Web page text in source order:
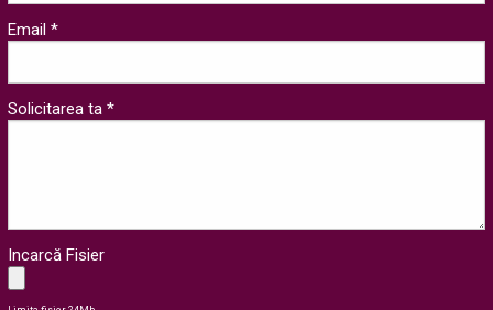
Email *
Solicitarea ta *
Incarcă Fisier